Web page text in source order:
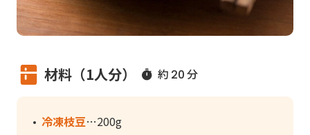
材料（1人分） 約 20分
冷凍枝豆
200g